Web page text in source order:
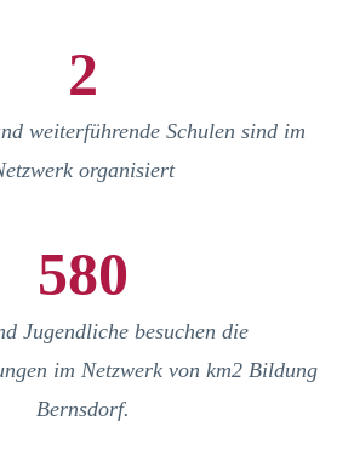
2
weiterführende Schulen sind im
organisiert
580
Jugendliche besuchen die
im Netzwerk von km2 Bildung
Bernsdorf.